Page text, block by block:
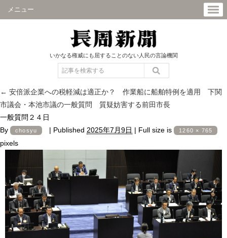
メニュー
いかなる権威にも屈することのない人民の言論機関
← 安倍派企業への税軽減は適正か？ 作業船に船舶特例を適用 下関
市議会・本池市議の一般質問 質疑妨害する前田市長
一般質問２４日
By
chosyu | Published 2025年7月9日 | Full size is 1260 × 765
pixels